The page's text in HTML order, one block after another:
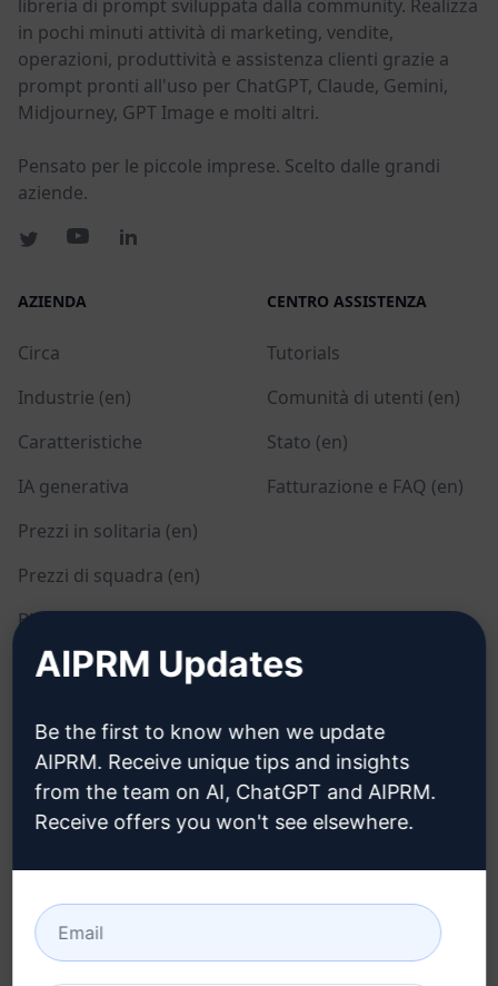
libreria di prompt sviluppata dalla community. Realizza
in pochi minuti attività di marketing, vendite,
operazioni, produttività e assistenza clienti grazie a
prompt pronti all'uso per ChatGPT, Claude, Gemini,
Midjourney, GPT Image e molti altri.
Pensato per le piccole imprese. Scelto dalle grandi
aziende.
AZIENDA
Circa
Industrie (en)
Caratteristiche
IA generativa
Prezzi in solitaria (en)
Prezzi di squadra (en)
Blog (en)
CENTRO ASSISTENZA
Tutorials
Comunità di utenti (en)
Stato (en)
Fatturazione e FAQ (en)
Informativa sulla privacy
(en)
Politica di utilizzo
Termini dell'estensione
del browser (en)
Come installare
Google Chrome (en)
Microsoft Edge (en)
AIPRM Updates
Be the first to know when we update
AIPRM. Receive unique tips and insights
from the team on AI, ChatGPT and AIPRM.
Receive offers you won't see elsewhere.